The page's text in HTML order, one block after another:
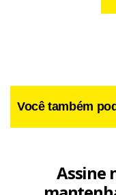
Você também
Assine